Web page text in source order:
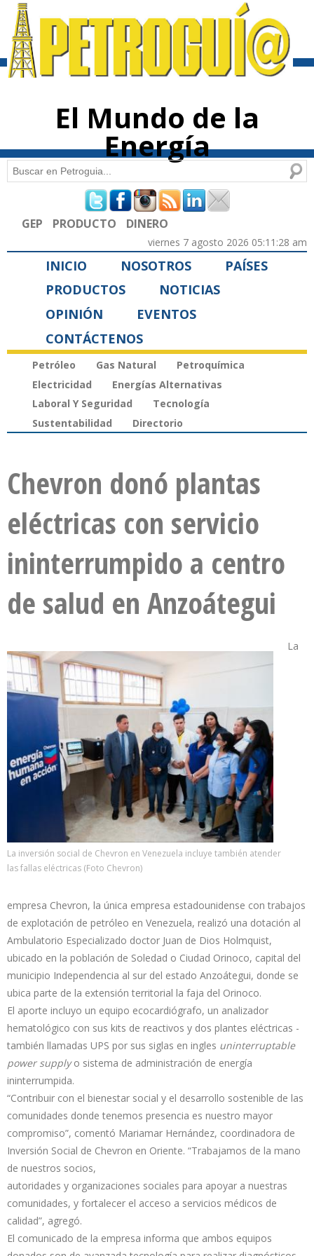
contenido
El Mundo de la
Energía
Formulario de búsqueda
Buscar
GEP PRODUCTO DINERO
viernes 7 agosto 2026 05:11:28 am
INICIO NOSOTROS
PAÍSES
PRODUCTOS
NOTICIAS
OPINIÓN
EVENTOS
CONTÁCTENOS
Petróleo Gas Natural
Petroquímica
Electricidad
Energías Alternativas
Laboral Y Seguridad
Tecnología
Sustentabilidad
Directorio
Chevron donó plantas
eléctricas con servicio
ininterrumpido a centro
de salud en Anzoátegui
La inversión social de Chevron en Venezuela incluye también atender
las fallas eléctricas (Foto Chevron)
La
empresa Chevron, la única empresa estadounidense con trabajos
de explotación de petróleo en Venezuela, realizó una dotación al
Ambulatorio Especializado doctor Juan de Dios Holmquist,
ubicado en la población de Soledad o Ciudad Orinoco, capital del
municipio Independencia al sur del estado Anzoátegui, donde se
ubica parte de la extensión territorial la faja del Orinoco.
El aporte incluyo un equipo ecocardiógrafo, un analizador
hematológico con sus kits de reactivos y dos plantes eléctricas -
también llamadas UPS por sus siglas en ingles uninterruptable
power supplyo sistema de administración de energía
ininterrumpida.
“Contribuir con el bienestar social y el desarrollo sostenible de las
comunidades donde tenemos presencia es nuestro mayor
compromiso”, comentó Mariamar Hernández, coordinadora de
Inversión Social de Chevron en Oriente. “Trabajamos de la mano
de nuestros socios,
autoridades y organizaciones sociales para apoyar a nuestras
comunidades, y fortalecer el acceso a servicios médicos de
calidad”, agregó.
El comunicado de la empresa informa que ambos equipos